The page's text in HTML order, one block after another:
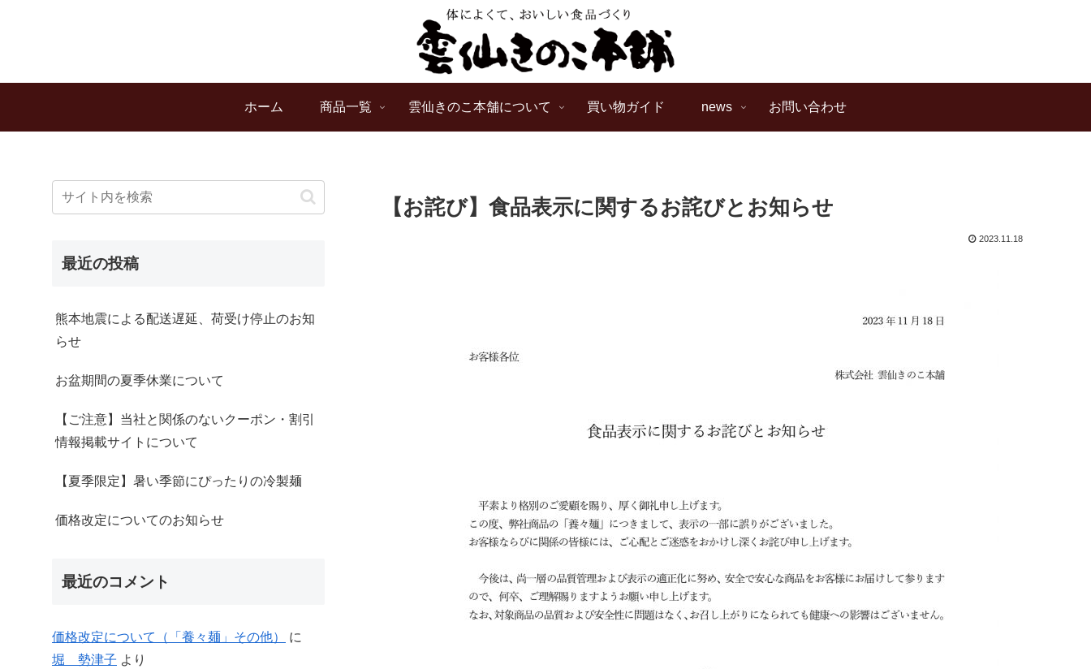
ホーム 商品一覧 雲仙きのこ本舗について 買い物ガイド news お問い合わせ
【お詫び】食品表示に関するお詫びとお知らせ
2023.11.18
最近の投稿
熊本地震による配送遅延、荷受け停止のお知
らせ
お盆期間の夏季休業について
【ご注意】当社と関係のないクーポン・割引
情報掲載サイトについて
【夏季限定】暑い季節にぴったりの冷製麺
価格改定についてのお知らせ
最近のコメント
価格改定について（「養々麺」その他）
に
堀 勢津子 より